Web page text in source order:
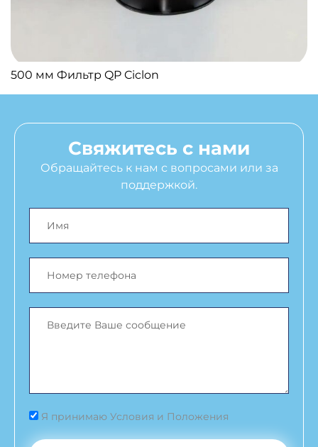
500 мм Фильтр QP Ciclon
Свяжитесь с нами
Обращайтесь к нам с вопросами или за
поддержкой.
Я принимаю Условия и Положения